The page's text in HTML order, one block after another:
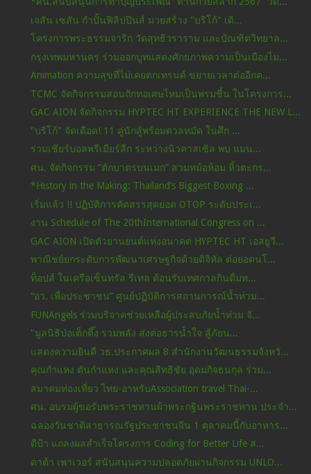
เจสัน เซสัน กำปั้นฟิลิปปินส์ มวยสร้าง "บริโก้" เดิ...
โครงการพระธรรมจาริก วัดสุทธิวราราม และบัณฑิตวิทยาล...
กรุงเทพมหานคร ร่วมออกบูทแสดงศักยภาพความเป็นเมืองไม...
Animation ความสุขที่ไม่เคยตกเทรนด์ ขยายเวลาต่ออีกค...
TCMC จัดกิจกรรมสอนถักทอเศษไหมเป็นพรมชิ้น ในโครงการ...
GAC AION จัดกิจกรรม HYPTEC HT EXPERIENCE THE NEW L...
"บริโก้" จัดเดือด! 11 คู่นักสู้พร้อมดวลหมัด ในศึก ...
ร่วมเชียร์บอลพรีเมียร์ลีก ระหว่างนิวคาสเซิล พบ แมน...
ศน. จัดกิจกรรม “ตักบาตรบนเมก” สวมหม้อห้อม หิ้วตะกร...
*History in the Making: Thailand’s Biggest Boxing ...
เริ่มแล้ว !! ปฏิบัติการคัดสรรสุดยอด OTOP ระดับประเ...
งาน Schedule of The 20thInternational Congress on ...
GAC AION เปิดตัวยานยนต์แห่งอนาคต HYPTEC HT เอสยูวี...
พาณิชย์ยกระดับการพัฒนาเศรษฐกิจด้วยดิจิทัล ต่อยอดนโ...
ท็อปส์ ในเครือเซ็นทรัล รีเทล ต้อนรับเทศกาลกินดื่มท...
“อว. เพื่อประชาชน” ศูนย์ปฏิบัติการสถานการณ์น้ำท่วม...
FUNAngels ร่วมบริจาคช่วยเหลือผู้ประสบภัยน้ำท่วม จั...
"มูลนิธิป่อเต็กตึ๊ง รวมพลัง ส่งต่อธารน้ำใจ สู้ภัยน...
แสดงความยินดี วธ.ประกาศผล 8 สำนักงานวัฒนธรรมจังหวั...
คุณกำแหง ตันกำแหง และคุณสิทธิชัย อุดมกิจธนกุล ร่วม...
สมาคมท่องเที่ยว ไทย-อาหรับAssociation travel Thai-...
ศน. อบรมผู้ขอรับพระราชทานผ้าพระกฐินพระราชทาน ประจำ...
ฉลองวันชาติสาธารณรัฐประชาชนจีน 1 ตุลาคมนี้กับอาหาร...
ดีป้า แถลงผลสำเร็จโครงการ Coding for Better Life ส...
ดาต้า เพาเวอร์ สนับสนุนความปลอดภัยผ่านกิจกรรม UNLO...